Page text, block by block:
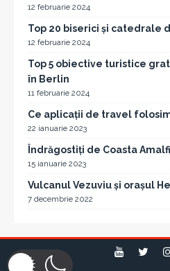
12 februarie 2024
Top 20 biserici și catedrale
12 februarie 2024
Top 5 obiective turistice
în Berlin
11 februarie 2024
Ce aplicații de travel
22 ianuarie 2023
Îndrăgostiți de Coasta
15 ianuarie 2023
Vulcanul Vezuviu și orașul
7 decembrie 2022